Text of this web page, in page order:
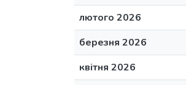
лютого 2026
березня 2026
квітня 2026